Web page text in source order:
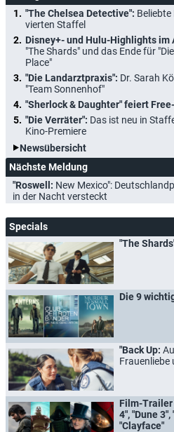
"The Chelsea Detective":
vierten Staffel
Disney+- und Hulu-Highlights im
"The Shards" und das Ende für
Place"
"Die Landarztpraxis": Dr. Sarah
"Team Sonnenhof"
"Sherlock & Daughter" feiert
"Die Verräter": Das ist neu in
Kino-Premiere
Newsübersicht
Nächste Meldung
"Roswell: New Mexico":
in der Nacht versteckt
Specials
"The
Die 9
"Back Up:
Frauenliebe
Film-Trailer
4", "Dune
"Clayface"